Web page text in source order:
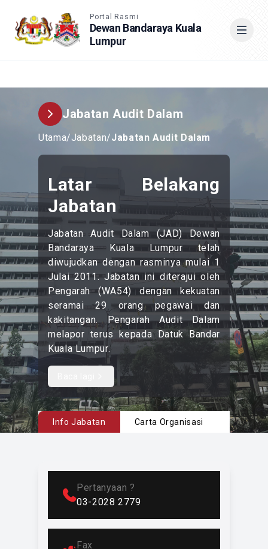
Portal Rasmi
Dewan Bandaraya Kuala
Lumpur
Jabatan Audit Dalam
Utama/Jabatan/Jabatan Audit Dalam
Latar Belakang
Jabatan
Jabatan Audit Dalam (JAD) Dewan
Bandaraya Kuala Lumpur telah
diwujudkan dengan rasminya mulai 1
Julai 2011. Jabatan ini diterajui oleh
Pengarah (WA54) dengan kekuatan
seramai 29 orang pegawai dan
kakitangan. Pengarah Audit Dalam
melapor terus kepada Datuk Bandar
Kuala Lumpur.
Selaras dengan kompleksiti fungsi
dan tanggungjawab DBKL, JAD telah
dikembangkan kepada lima bahagian
iaitu :-
3. Bahagian Audit Sektor Pengurusan
Projek
4. Bahagian Audit Sektor Pengurusan
Read more content
Info Jabatan Carta Organisasi
Pertanyaan ?
03-2028 2779
Fax